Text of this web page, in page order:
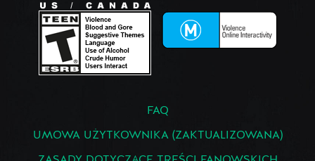
FAQ
UMOWA UŻYTKOWNIKA (ZAKTUALIZOWANA)